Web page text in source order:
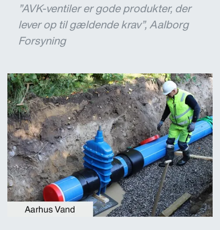
”AVK-ventiler er gode produkter, der
lever op til gældende krav”, Aalborg
Forsyning